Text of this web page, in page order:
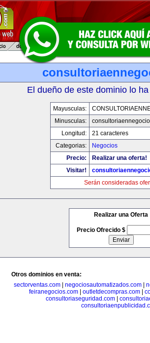
El dueño de este dominio lo
Mayusculas:
Minusculas:
Longitud:
21 caracteres
Categorias:
Negocios
Precio:
Realizar una oferta!
Visitar!
Serán consideradas
Realizar una Oferta
Precio Ofrecido $
Otros dominios en venta:
sectorventas.com
negociosautomatizados.com
feiranegocios.com| outletdecompras.com|
consultoriaseguridad.com